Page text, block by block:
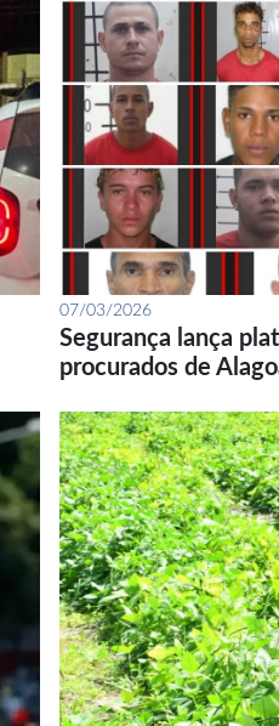
07/03/2026
Segurança lança
procurados de